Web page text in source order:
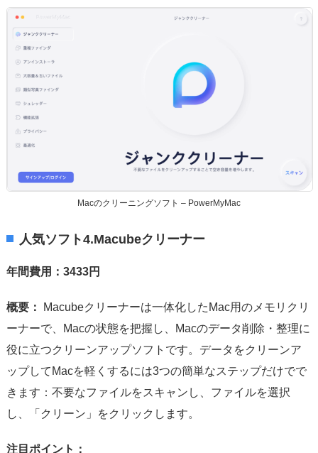
Macのクリーニングソフト – PowerMyMac
人気ソフト4.Macubeクリーナー
年間費用：3433円
概要：
Macubeクリーナーは一体化したMac用のメモリクリ
ーナーで、Macの状態を把握し、Macのデータ削除・整理に
役に立つクリーンアップソフトです。データをクリーンア
ップしてMacを軽くするには3つの簡単なステップだけでで
きます：不要なファイルをスキャンし、ファイルを選択
し、「クリーン」をクリックします。
注目ポイント：